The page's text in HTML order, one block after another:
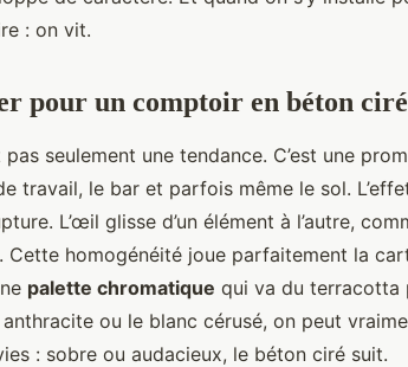
: on vit.
pour un comptoir en béton ciré
pas seulement une tendance. C’est une
travail, le bar et parfois même le sol.
L’œil glisse d’un élément à l’autre,
Cette homogénéité joue parfaitement la
palette chromatique qui va du terracotta
ou le blanc cérusé, on peut
: sobre ou audacieux, le béton ciré suit.